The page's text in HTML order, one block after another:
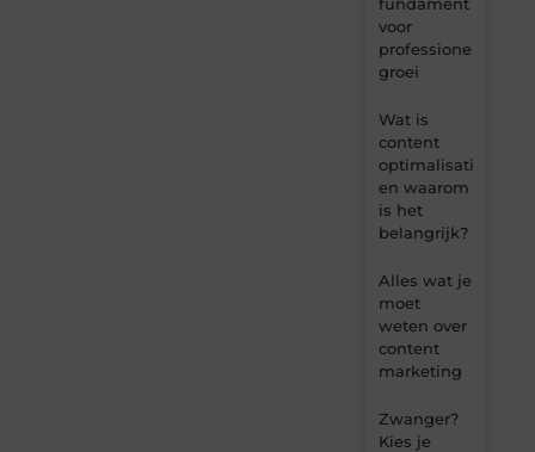
voor
professionele
groei
Wat is
content
optimalisatie
en waarom
is het
belangrijk?
Alles wat je
moet
weten over
content
marketing
Zwanger?
Kies je